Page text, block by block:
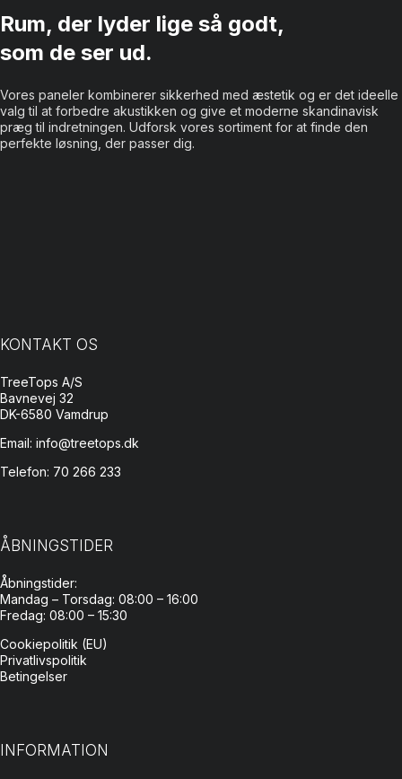
Rum, der lyder lige så godt,
som de ser ud.
Vores paneler kombinerer sikkerhed med æstetik og er det ideelle
valg til at forbedre akustikken og give et moderne skandinavisk
præg til indretningen. Udforsk vores sortiment for at finde den
perfekte løsning, der passer dig.
KONTAKT OS
TreeTops A/S
Bavnevej 32
DK-6580 Vamdrup
Email: info@treetops.dk
Telefon: 70 266 233
ÅBNINGSTIDER
Åbningstider:
Mandag – Torsdag: 08:00 – 16:00
Fredag: 08:00 – 15:30
Cookiepolitik (EU)
Privatlivspolitik
Betingelser
INFORMATION